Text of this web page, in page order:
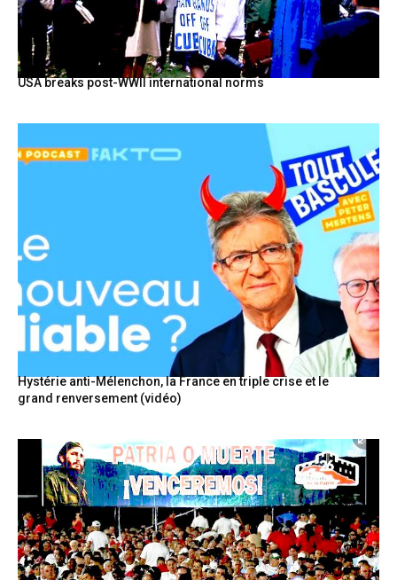
USA breaks post-WWII international norms
Hystérie anti-Mélenchon, la France en triple crise et le
grand renversement (vidéo)